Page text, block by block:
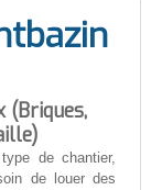
(Briques,
de chantier,
de louer des